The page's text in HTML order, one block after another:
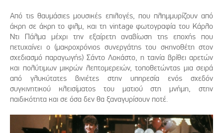
Από τις θαυμάσιες μουσικές επιλογές, που πλημμυρίζουν από
άκρη σε άκρη το φιλμ, και τη vintage φωτογραφία του Κάρλο
Ντι Πάλμα μέχρι την εξαίρετη αναβίωση της εποχής που
πετυχαίνει ο (μακροχρόνιος συνεργάτης του σκηνοθέτη στον
σχεδιασμό παραγωγής) Σάντο Λοκάστο, η ταινία βρίθει αρετών
και πολύτιμων μικρών λεπτομερειών, τοποθετώντας μια σειρά
από γλυκύτατες βινιέτες στην υπηρεσία ενός σχεδόν
συγκινητικού κλεισίματος του ματιού στη μνήμη, στην
παιδικότητα και σε όσα δεν θα ξαναγυρίσουν ποτέ.